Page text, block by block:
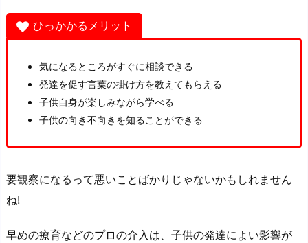
ひっかかるメリット
気になるところがすぐに相談できる
発達を促す言葉の掛け方を教えてもらえる
子供自身が楽しみながら学べる
子供の向き不向きを知ることができる
要観察になるって悪いことばかりじゃないかもしれません
ね!
早めの療育などのプロの介入は、子供の発達によい影響が